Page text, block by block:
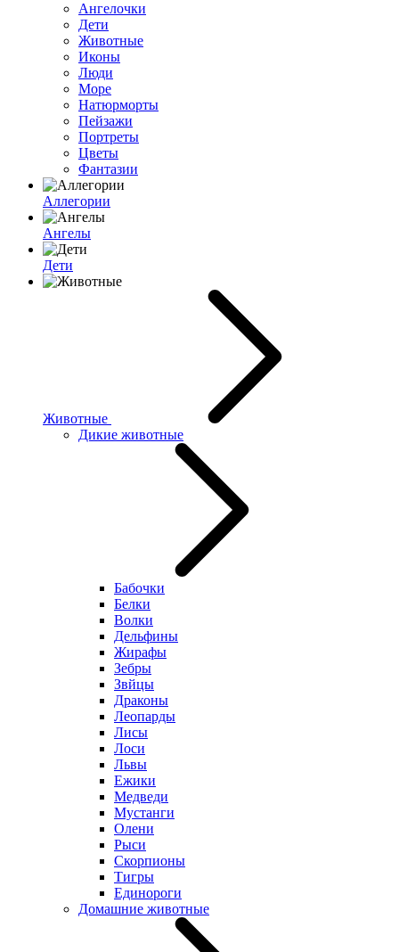
Ангелочки
Дети
Животные
Иконы
Люди
Море
Натюрморты
Пейзажи
Портреты
Цветы
Фантазии
Аллегории
Ангелы
Дети
Животные
Дикие животные
Бабочки
Белки
Волки
Дельфины
Жирафы
Зебры
Звйцы
Драконы
Леопарды
Лисы
Лоси
Львы
Ежики
Медведи
Мустанги
Олени
Рыси
Скорпионы
Тигры
Единороги
Домашние животные